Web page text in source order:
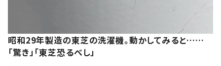
昭和29年製造の東芝の洗濯機。動かしてみると……
「驚き」「東芝恐るべし」